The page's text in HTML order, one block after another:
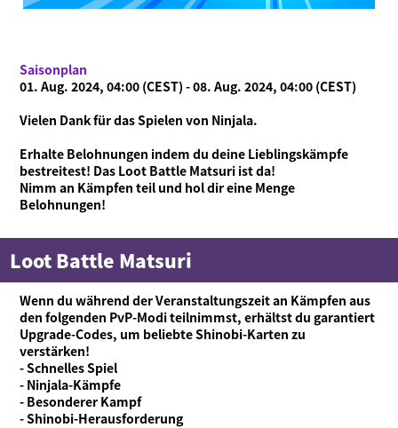
Was ist Ninjala?
Was ist Ninjala?
Wie man spielt
Ninja-Kaugummi
Gebiete
Saison-Informationen
Neuigkeiten
Produktinformationen
Saisonplan
01. Aug. 2024, 04:00 (CEST) - 08. Aug. 2024, 04:00 (CEST)
Vielen Dank für das Spielen von Ninjala.
Erhalte Belohnungen indem du deine Lieblingskämpfe
bestreitest! Das Loot Battle Matsuri ist da!
Nimm an Kämpfen teil und hol dir eine Menge
Belohnungen!
Loot Battle Matsuri
Wenn du während der Veranstaltungszeit an Kämpfen aus
den folgenden PvP-Modi teilnimmst, erhältst du garantiert
Upgrade-Codes, um beliebte Shinobi-Karten zu
verstärken!
- Schnelles Spiel
- Ninjala-Kämpfe
- Besonderer Kampf
- Shinobi-Herausforderung